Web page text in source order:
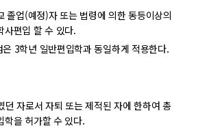
졸업(예정)자 또는 법령에 의한 동등이상의
사편입 할 수 있다.
3학년 일반편입학과 동일하게 적용한다.
자로서 자퇴 또는 제적된 자에 한하여 총
학을 허가할 수 있다.